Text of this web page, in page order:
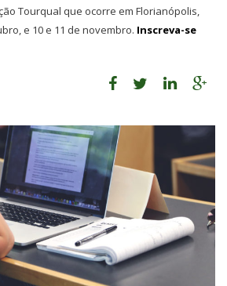
Tourqual que ocorre em Florianópolis,
e 10 e 11 de novembro. Inscreva-se